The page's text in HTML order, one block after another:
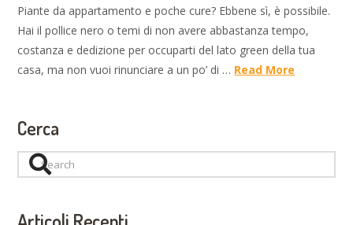
Piante da appartamento e poche cure? Ebbene sì, è possibile.
Hai il pollice nero o temi di non avere abbastanza tempo,
costanza e dedizione per occuparti del lato green della tua
casa, ma non vuoi rinunciare a un po’ di … Read More
Cerca
Search